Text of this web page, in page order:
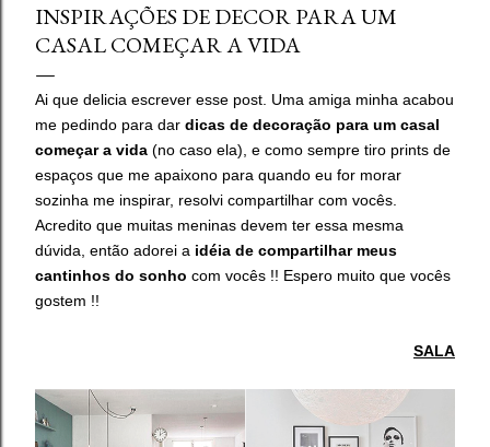
INSPIRAÇÕES DE DECOR PARA UM
CASAL COMEÇAR A VIDA
Ai que delicia escrever esse post. Uma amiga minha acabou
me pedindo para dar dicas de decoração para um casal
começar a vida (no caso ela), e como sempre tiro prints de
espaços que me apaixono para quando eu for morar
sozinha me inspirar, resolvi compartilhar com vocês.
Acredito que muitas meninas devem ter essa mesma
dúvida, então adorei a idéia de compartilhar meus
cantinhos do sonho com vocês !! Espero muito que vocês
gostem !!
SALA